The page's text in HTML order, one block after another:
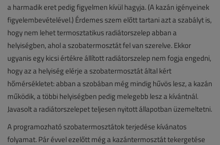
a harmadik eret pedig figyelmen kívül hagyja. (A kazán igényeinek
figyelembevételével.) Érdemes szem előtt tartani azt a szabályt is,
hogy nem lehet termosztatikus radiátorszelep abban a
helyiségben, ahol a szobatermosztát fel van szerelve. Ekkor
ugyanis egy kicsi értékre állított radiátorszelep nem fogja engedni,
hogy az a helyiség elérje a szobatermosztát által kért
hőmérsékletet: abban a szobában még mindig hűvös lesz, a kazán
működik, a többi helyiségben pedig melegebb lesz a kívántnál.
Javasolt a radiátorszelepet teljesen nyitott állapotban üzemeltetni.
A programozható szobatermosztátok terjedése kívánatos
folyamat. Pár évvel ezelőtt még a kazántermosztát tekergetése